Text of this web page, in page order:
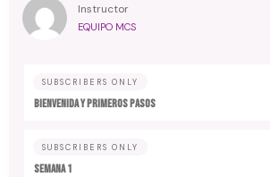
Instructor
EQUIPO MCS
SUBSCRIBERS ONLY
Bienvenida y primeros pasos
SUBSCRIBERS ONLY
Semana 1